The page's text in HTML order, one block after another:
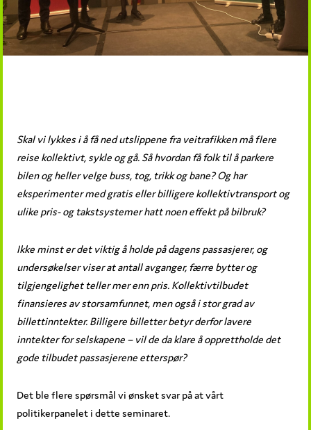
Skal vi lykkes i å få ned utslippene fra veitrafikken må flere
reise kollektivt, sykle og gå. Så hvordan få folk til å parkere
bilen og heller velge buss, tog, trikk og bane? Og har
eksperimenter med gratis eller billigere kollektivtransport og
ulike pris- og takstsystemer hatt noen effekt på bilbruk?
Ikke minst er det viktig å holde på dagens passasjerer, og
undersøkelser viser at antall avganger, færre bytter og
tilgjengelighet teller mer enn pris. Kollektivtilbudet
finansieres av storsamfunnet, men også i stor grad av
billettinntekter. Billigere billetter betyr derfor lavere
inntekter for selskapene – vil de da klare å opprettholde det
gode tilbudet passasjerene etterspør?
Det ble flere spørsmål vi ønsket svar på at vårt
politikerpanelet i dette seminaret.